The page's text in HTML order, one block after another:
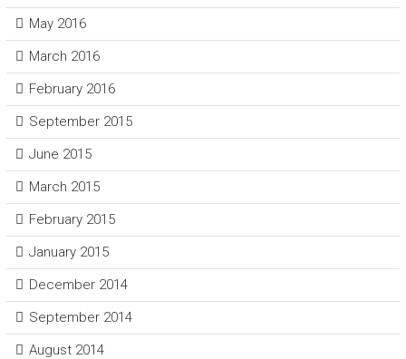
May 2016
March 2016
February 2016
September 2015
June 2015
March 2015
February 2015
January 2015
December 2014
September 2014
August 2014